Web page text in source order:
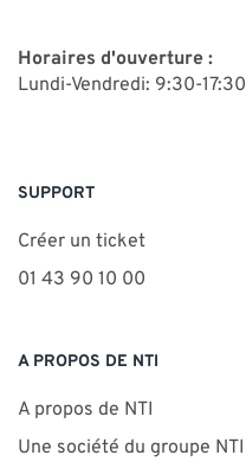
Horaires d'ouverture :
Lundi-Vendredi: 9:30-17:30
SUPPORT
Créer un ticket
01 43 90 10 00
A PROPOS DE NTI
A propos de NTI
Une société du groupe NTI